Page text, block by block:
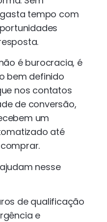
tempo com
é burocracia, é
bem definido
nos contatos
de conversão,
um
até
nesse
de qualificação
e